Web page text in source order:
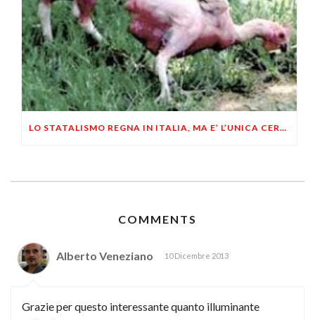
LO STATALISMO REGNA IN ITALIA, MA E’ L’UNICA CERTEZZA
COMMENTS
Alberto Veneziano 10 Dicembre 2013
Grazie per questo interessante quanto illuminante